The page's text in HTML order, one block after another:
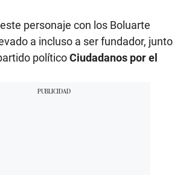
personaje con los Boluarte
a incluso a ser fundador, junto
políticoCiudadanos por el